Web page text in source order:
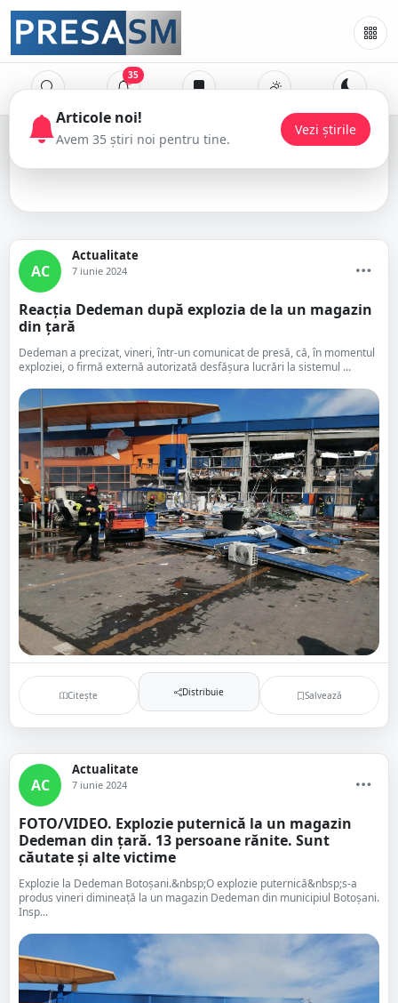
35
Dedeman
AC
Actualitate
7 iunie 2024
Reacția Dedeman după explozia de la un magazin
din țară
Dedeman a precizat, vineri, într-un comunicat de presă, că, în momentul
exploziei, o firmă externă autorizată desfășura lucrări la sistemul ...
Citește Distribuie Salvează
AC
Actualitate
7 iunie 2024
FOTO/VIDEO. Explozie puternică la un magazin
Dedeman din țară. 13 persoane rănite. Sunt
căutate și alte victime
Explozie la Dedeman Botoșani.&nbsp;O explozie puternică&nbsp;s-a
produs vineri dimineață la un magazin Dedeman din municipiul Botoșani.
Insp...
Articole noi!
Avem 35 știri noi pentru tine.
Vezi știrile